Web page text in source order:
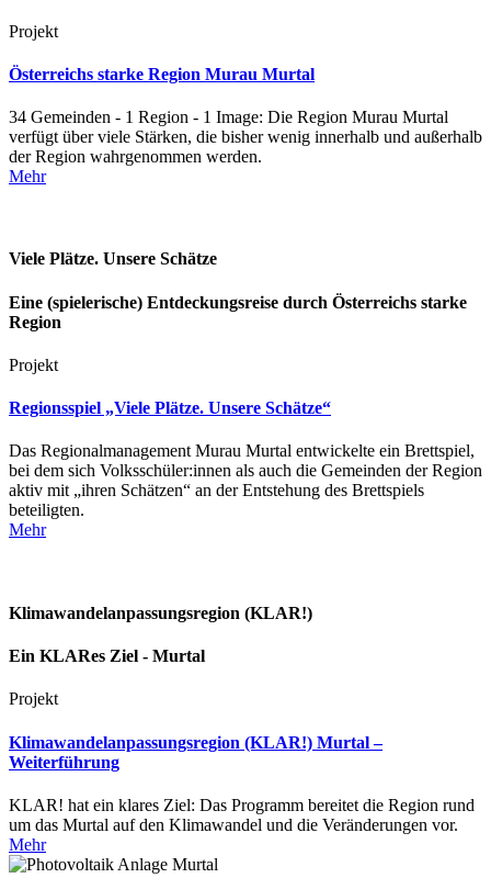
Projekt
Österreichs starke Region Murau Murtal
34 Gemeinden - 1 Region - 1 Image: Die Region Murau Murtal
verfügt über viele Stärken, die bisher wenig innerhalb und außerhalb
der Region wahrgenommen werden.
Mehr
Viele Plätze. Unsere Schätze
Eine (spielerische) Entdeckungsreise durch Österreichs starke
Region
Projekt
Regionsspiel „Viele Plätze. Unsere Schätze“
Das Regionalmanagement Murau Murtal entwickelte ein Brettspiel,
bei dem sich Volksschüler:innen als auch die Gemeinden der Region
aktiv mit „ihren Schätzen“ an der Entstehung des Brettspiels
beteiligten.
Mehr
Klimawandelanpassungsregion (KLAR!)
Ein KLARes Ziel - Murtal
Projekt
Klimawandelanpassungsregion (KLAR!) Murtal –
Weiterführung
KLAR! hat ein klares Ziel: Das Programm bereitet die Region rund
um das Murtal auf den Klimawandel und die Veränderungen vor.
Mehr